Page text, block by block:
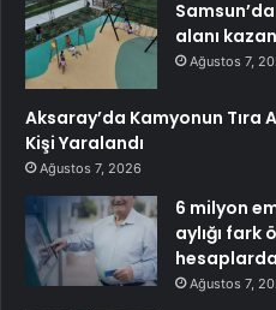
alanı
Ağustos 7,
Aksaray’da Kamyonun Tıra
Kişi Yaralandı
Ağustos 7, 2026
6 milyon
aylığı fark
hesaplarda
Ağustos 7,